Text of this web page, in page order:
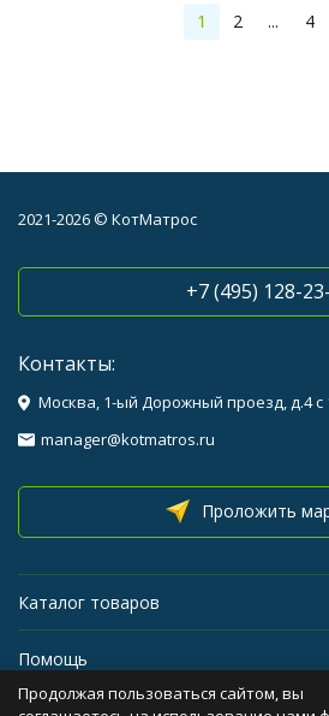
1 2 ... 4
2021-2026 © КотМатрос
+7 (495) 128-
Контакты:
Москва, 1-ый Дорожный проезд, д.4 с
manager@kotmatros.ru
Проложить
Каталог товаров
Помощь
Продолжая пользоваться сайтом, вы